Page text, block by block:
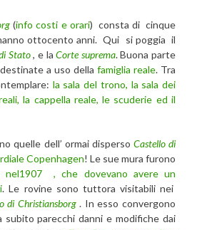
(info costi e orari) consta di cinque
ottocento anni. Qui si poggia il
Stato, e laCorte suprema. Buona parte
a uso della famiglia reale. Tra
la sala del trono, la sala dei
la cappella reale, le scuderie ed il
quelle dell’ ormai disperso Castello di
Copenhagen! Le sue mura furono
nel1907 , che dovevano avere un
. Le rovine sono tuttora visitabili nei
di Christiansborg. In esso convergono
parecchi danni e modifiche dai